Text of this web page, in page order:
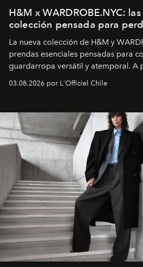
H&M x WARDROBE.NYC:
colección pensada para
La nueva colección de H&M y
prendas esenciales pensadas para
guardarropa versátil y atemporal. A
lanzamiento, los fundadores de la
la asesora creativa y jefa de diseño
y la filosofía detrás de la propuesta.
03.08.2026 por L'Officiel Chile